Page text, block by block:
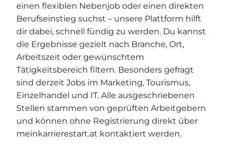
einen flexiblen Nebenjob oder einen direkten
Berufseinstieg suchst – unsere Plattform hilft
dir dabei, schnell fündig zu werden. Du kannst
die Ergebnisse gezielt nach Branche, Ort,
Arbeitszeit oder gewünschtem
Tätigkeitsbereich filtern. Besonders gefragt
sind derzeit Jobs im Marketing, Tourismus,
Einzelhandel und IT. Alle ausgeschriebenen
Stellen stammen von geprüften Arbeitgebern
und können ohne Registrierung direkt über
meinkarrierestart.at kontaktiert werden.